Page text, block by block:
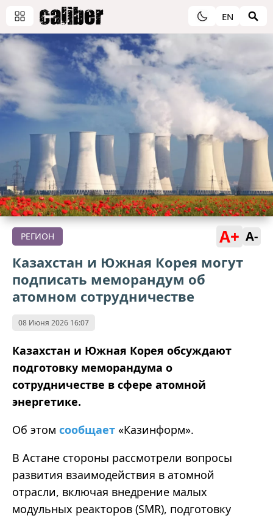
EN
РЕГИОН A+ A-
Казахстан и Южная Корея могут
подписать меморандум об
атомном сотрудничестве
08 Июня 2026 16:07
Казахстан и Южная Корея обсуждают
подготовку меморандума о
сотрудничестве в сфере атомной
энергетике.
Об этом сообщает «Казинформ».
В Астане стороны рассмотрели вопросы
развития взаимодействия в атомной
отрасли, включая внедрение малых
модульных реакторов (SMR), подготовку